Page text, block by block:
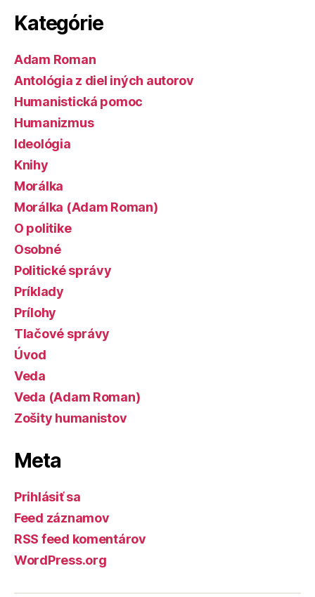
Kategórie
Adam Roman
Antológia z diel iných autorov
Humanistická pomoc
Humanizmus
Ideológia
Knihy
Morálka
Morálka (Adam Roman)
O politike
Osobné
Politické správy
Príklady
Prílohy
Tlačové správy
Úvod
Veda
Veda (Adam Roman)
Zošity humanistov
Meta
Prihlásiť sa
Feed záznamov
RSS feed komentárov
WordPress.org